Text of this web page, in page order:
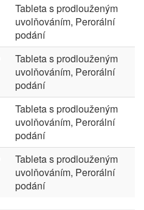
Tableta s prodlouženým
uvolňováním, Perorální
podání
Tableta s prodlouženým
uvolňováním, Perorální
podání
Tableta s prodlouženým
uvolňováním, Perorální
podání
Tableta s prodlouženým
uvolňováním, Perorální
podání